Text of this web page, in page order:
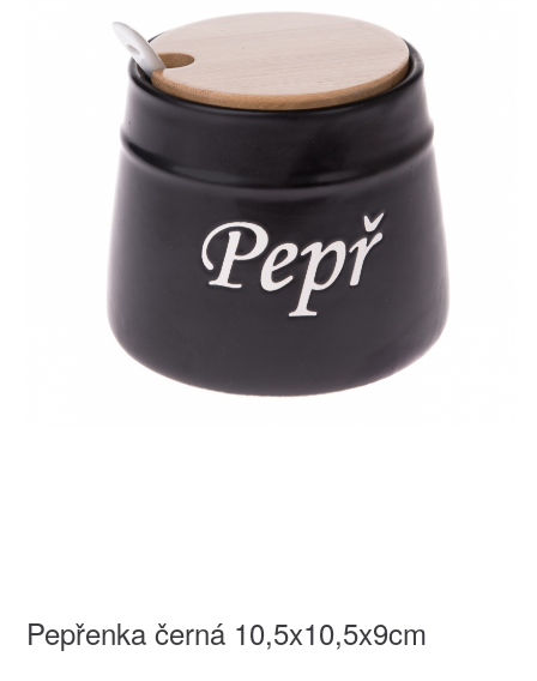
Pepřenka černá 10,5x10,5x9cm